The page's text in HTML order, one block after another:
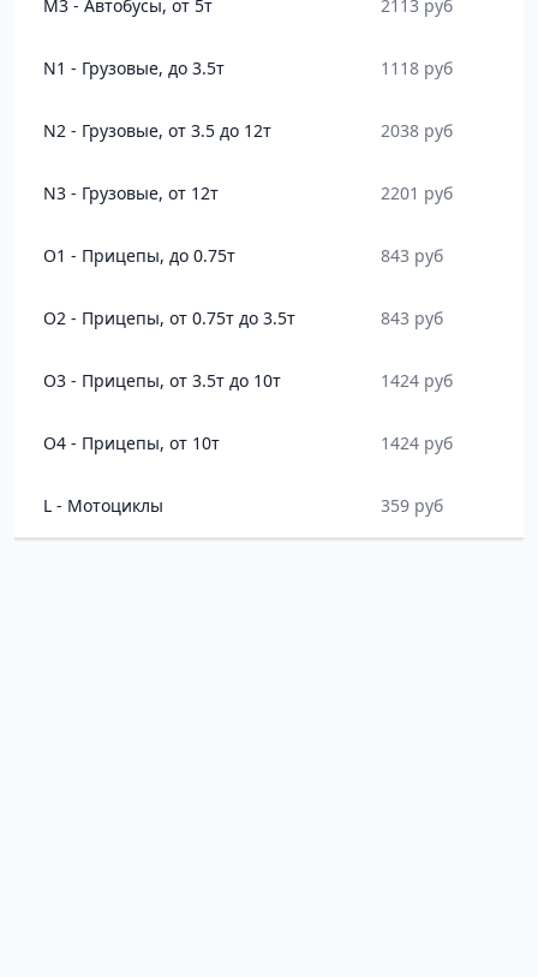
M3 - Автобусы, от 5т 2113 руб
N1 - Грузовые, до 3.5т 1118 руб
N2 - Грузовые, от 3.5 до 12т 2038 руб
N3 - Грузовые, от 12т 2201 руб
O1 - Прицепы, до 0.75т 843 руб
O2 - Прицепы, от 0.75т до 3.5т 843 руб
O3 - Прицепы, от 3.5т до 10т 1424 руб
O4 - Прицепы, от 10т 1424 руб
L - Мотоциклы 359 руб